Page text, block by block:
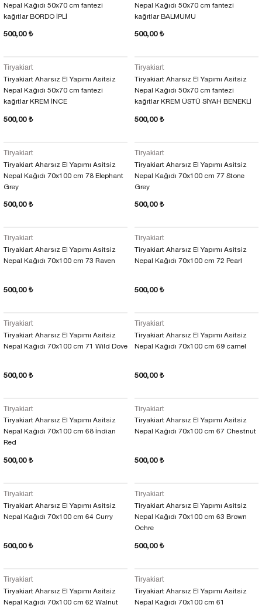
Nepal Kağıdı 50x70 cm fantezi
kağıtlar BORDO İPLİ
500,00 ₺
Nepal Kağıdı 50x70 cm fantezi
kağıtlar BALMUMU
500,00 ₺
Tiryakiart
Tiryakiart Aharsız El Yapımı Asitsiz
Nepal Kağıdı 50x70 cm fantezi
kağıtlar KREM İNCE
500,00 ₺
Tiryakiart
Tiryakiart Aharsız El Yapımı Asitsiz
Nepal Kağıdı 50x70 cm fantezi
kağıtlar KREM ÜSTÜ SİYAH BENEKLİ
500,00 ₺
Tiryakiart
Tiryakiart Aharsız El Yapımı Asitsiz
Nepal Kağıdı 70x100 cm 78 Elephant
Grey
500,00 ₺
Tiryakiart
Tiryakiart Aharsız El Yapımı Asitsiz
Nepal Kağıdı 70x100 cm 77 Stone
Grey
500,00 ₺
Tiryakiart
Tiryakiart Aharsız El Yapımı Asitsiz
Nepal Kağıdı 70x100 cm 73 Raven
500,00 ₺
Tiryakiart
Tiryakiart Aharsız El Yapımı Asitsiz
Nepal Kağıdı 70x100 cm 72 Pearl
500,00 ₺
Tiryakiart
Tiryakiart Aharsız El Yapımı Asitsiz
Nepal Kağıdı 70x100 cm 71 Wild Dove
500,00 ₺
Tiryakiart
Tiryakiart Aharsız El Yapımı Asitsiz
Nepal Kağıdı 70x100 cm 69 camel
500,00 ₺
Tiryakiart
Tiryakiart Aharsız El Yapımı Asitsiz
Nepal Kağıdı 70x100 cm 68 İndian
Red
500,00 ₺
Tiryakiart
Tiryakiart Aharsız El Yapımı Asitsiz
Nepal Kağıdı 70x100 cm 67 Chestnut
500,00 ₺
Tiryakiart
Tiryakiart Aharsız El Yapımı Asitsiz
Nepal Kağıdı 70x100 cm 64 Curry
500,00 ₺
Tiryakiart
Tiryakiart Aharsız El Yapımı Asitsiz
Nepal Kağıdı 70x100 cm 63 Brown
Ochre
500,00 ₺
Tiryakiart
Tiryakiart Aharsız El Yapımı Asitsiz
Nepal Kağıdı 70x100 cm 62 Walnut
Tiryakiart
Tiryakiart Aharsız El Yapımı Asitsiz
Nepal Kağıdı 70x100 cm 61